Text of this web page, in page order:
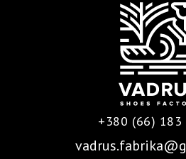
+380 (66) 183